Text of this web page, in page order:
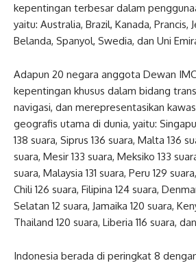
kepentingan terbesar dalam
yaitu: Australia, Brazil, Kanada, Prancis,
Belanda, Spanyol, Swedia, dan Uni
Adapun 20 negara anggota Dewan
kepentingan khusus dalam bidang
navigasi, dan merepresentasikan
geografis utama di dunia, yaitu:
138 suara, Siprus 136 suara, Malta 136
suara, Mesir 133 suara, Meksiko 133
suara, Malaysia 131 suara, Peru 129
Chili 126 suara, Filipina 124 suara,
Selatan 12 suara, Jamaika 120 suara,
Thailand 120 suara, Liberia 116 suara,
Indonesia berada di peringkat 8